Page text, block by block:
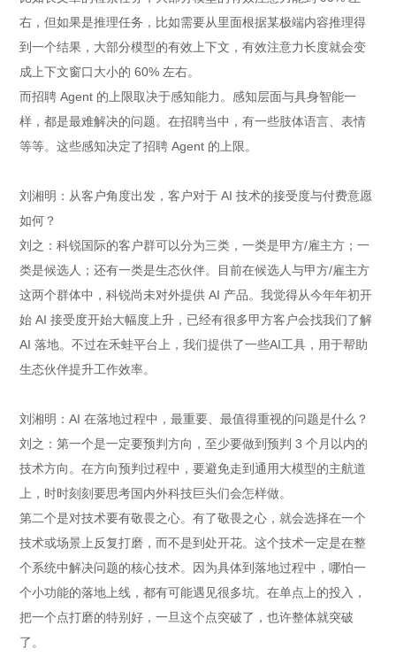
右，但如果是推理任务，比如需要从里面根据某极端内容推理得
到一个结果，大部分模型的有效上下文，有效注意力长度就会变
成上下文窗口大小的 60% 左右。
而招聘 Agent 的上限取决于感知能力。感知层面与具身智能一
样，都是最难解决的问题。在招聘当中，有一些肢体语言、表情
等等。这些感知决定了招聘 Agent 的上限。
刘湘明：从客户角度出发，客户对于 AI 技术的接受度与付费意愿
如何？
刘之：科锐国际的客户群可以分为三类，一类是甲方/雇主方；一
类是候选人；还有一类是生态伙伴。目前在候选人与甲方/雇主方
这两个群体中，科锐尚未对外提供 AI 产品。我觉得从今年年初开
始 AI 接受度开始大幅度上升，已经有很多甲方客户会找我们了解
AI 落地。不过在禾蛙平台上，我们提供了一些AI工具，用于帮助
生态伙伴提升工作效率。
刘湘明：AI 在落地过程中，最重要、最值得重视的问题是什么？
刘之：第一个是一定要预判方向，至少要做到预判 3 个月以内的
技术方向。在方向预判过程中，要避免走到通用大模型的主航道
上，时时刻刻要思考国内外科技巨头们会怎样做。
第二个是对技术要有敬畏之心。有了敬畏之心，就会选择在一个
技术或场景上反复打磨，而不是到处开花。这个技术一定是在整
个系统中解决问题的核心技术。因为具体到落地过程中，哪怕一
个小功能的落地上线，都有可能遇见很多坑。在单点上的投入，
把一个点打磨的特别好，一旦这个点突破了，也许整体就突破
了。